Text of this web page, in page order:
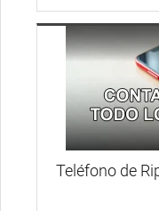
Teléfono de